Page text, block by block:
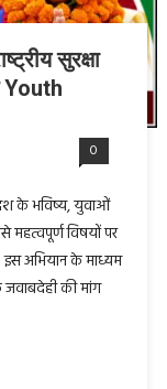
सुरक्षा
Youth
0
देश के भविष्य, युवाओं
महत्वपूर्ण विषयों पर
इस अभियान के माध्यम
जवाबदेही की मांग